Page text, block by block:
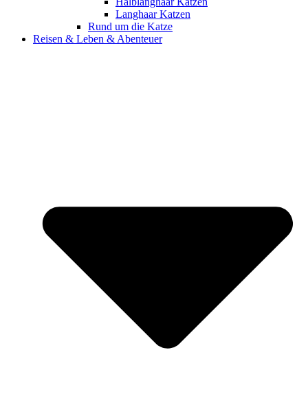
Langhaar Katzen
Rund um die Katze
Reisen & Leben & Abenteuer